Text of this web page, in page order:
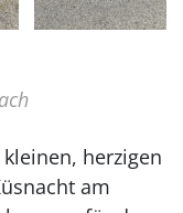
herzigen
am